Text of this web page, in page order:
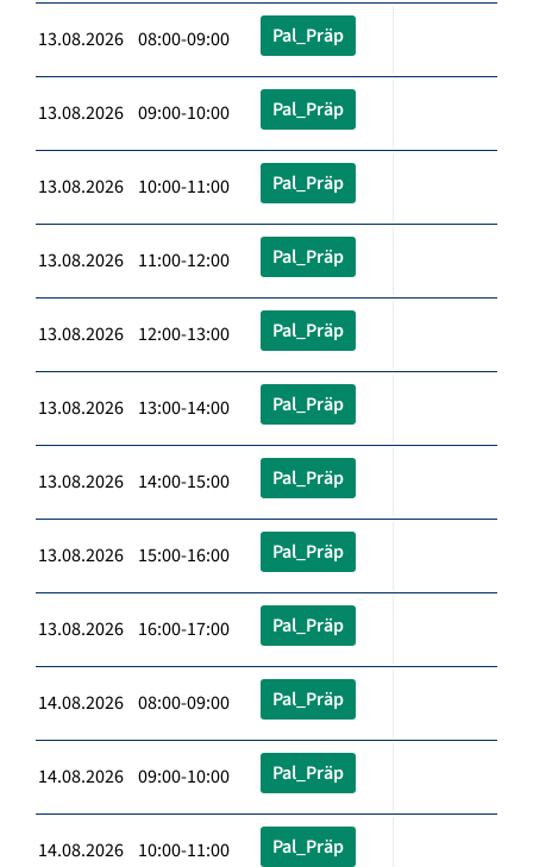
13.08.2026 08:00-09:00 Pal_Präp
13.08.2026 09:00-10:00 Pal_Präp
13.08.2026 10:00-11:00 Pal_Präp
13.08.2026 11:00-12:00 Pal_Präp
13.08.2026 12:00-13:00 Pal_Präp
13.08.2026 13:00-14:00 Pal_Präp
13.08.2026 14:00-15:00 Pal_Präp
13.08.2026 15:00-16:00 Pal_Präp
13.08.2026 16:00-17:00 Pal_Präp
14.08.2026 08:00-09:00 Pal_Präp
14.08.2026 09:00-10:00 Pal_Präp
14.08.2026 10:00-11:00 Pal_Präp